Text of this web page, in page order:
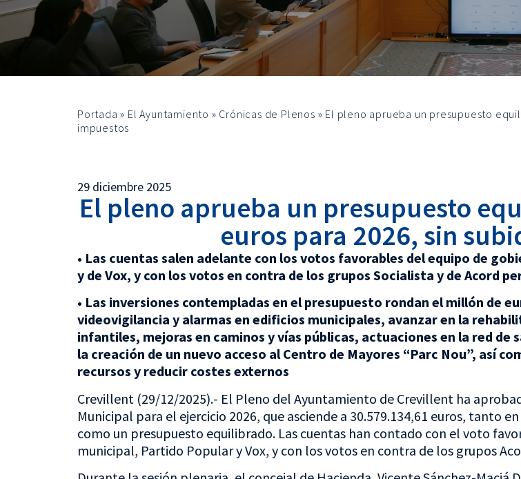
Portada » El Ayuntamiento » Crónicas de Plenos » El pleno aprueba un presupuesto
impuestos
29 diciembre 2025
El pleno aprueba un presupuesto
euros para 2026, sin
• Las cuentas salen adelante con los votos favorables del equipo de
y de Vox, y con los votos en contra de los grupos Socialista y de Acord
• Las inversiones contempladas en el presupuesto rondan el millón de
videovigilancia y alarmas en edificios municipales, avanzar en la
infantiles, mejoras en caminos y vías públicas, actuaciones en la red
la creación de un nuevo acceso al Centro de Mayores “Parc Nou”, así
recursos y reducir costes externos
Crevillent (29/12/2025).- El Pleno del Ayuntamiento de Crevillent ha
Municipal para el ejercicio 2026, que asciende a 30.579.134,61 euros, tanto
como un presupuesto equilibrado. Las cuentas han contado con el voto
municipal, Partido Popular y Vox, y con los votos en contra de los grupos